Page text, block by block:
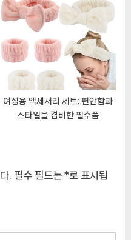
여성용 액세서리 세트: 편안함과
스타일을 겸비한 필수품
. 필수 필드는 *로 표시됩